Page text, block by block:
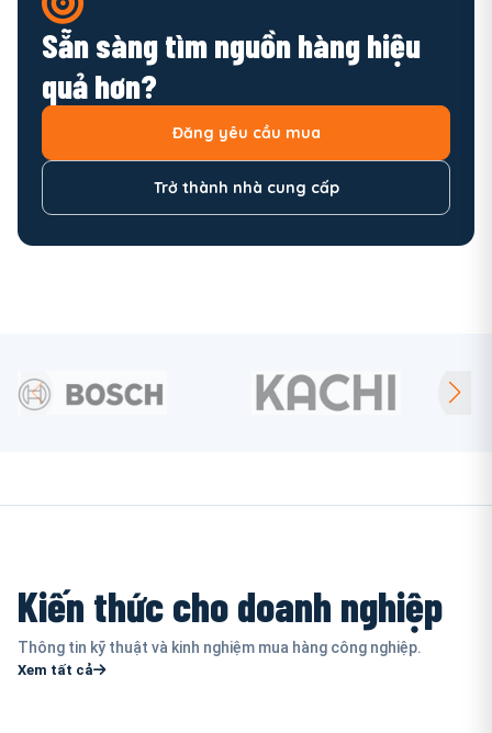
Sẵn sàng tìm nguồn hàng hiệu
quả hơn?
Đăng yêu cầu mua
Trở thành nhà cung cấp
Kiến thức cho doanh nghiệp
Thông tin kỹ thuật và kinh nghiệm mua hàng công nghiệp.
Xem tất cả